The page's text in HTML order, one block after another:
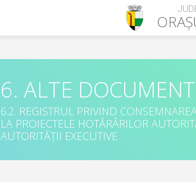
6. ALTE
6.2. REGISTRUL PRIVIND
LA PROIECTELE HOTĂRÂRILOR
AUTORITĂȚII EXECUTIVE